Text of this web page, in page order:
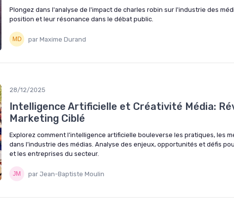
Plongez dans l'analyse de l'impact de charles robin sur l'industrie des
position et leur résonance dans le débat public.
par Maxime Durand
28/12/2025
Intelligence Artificielle et Créativité Média:
Marketing Ciblé
Explorez comment l’intelligence artificielle bouleverse les pratiques, les
dans l’industrie des médias. Analyse des enjeux, opportunités et défis
et les entreprises du secteur.
par Jean-Baptiste Moulin